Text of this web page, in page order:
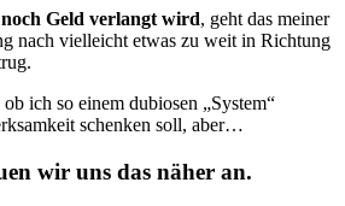
Geld verlangt wird, geht das meiner
nach vielleicht etwas zu weit in Richtung
ich so einem dubiosen „System“
schenken soll, aber…
wir uns das näher an.